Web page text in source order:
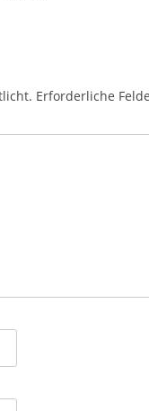
Erforderliche